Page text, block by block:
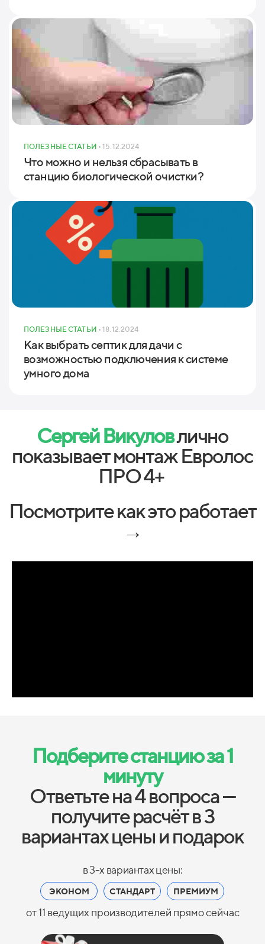
ПОЛЕЗНЫЕ СТАТЬИ • 15.12.2024
Что можно и нельзя сбрасывать в
станцию биологической очистки?
ПОЛЕЗНЫЕ СТАТЬИ • 18.12.2024
Как выбрать септик для дачи с
возможностью подключения к системе
умного дома
Сергей Викуловлично
показывает монтаж Евролос
ПРО 4+
Посмотрите как это работает
→
Подберите станцию за 1
минуту
Ответьте на 4 вопроса —
получите расчёт в 3
вариантах цены и подарок
в 3-х вариантах цены:
ЭКОНОМ СТАНДАРТ ПРЕМИУМ
от 11 ведущих производителей прямо сейчас